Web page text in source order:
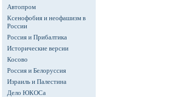
Автопром
Ксенофобия и неофашизм в
России
Россия и Прибалтика
Исторические версии
Косово
Россия и Белоруссия
Израиль и Палестина
Дело ЮКОСа